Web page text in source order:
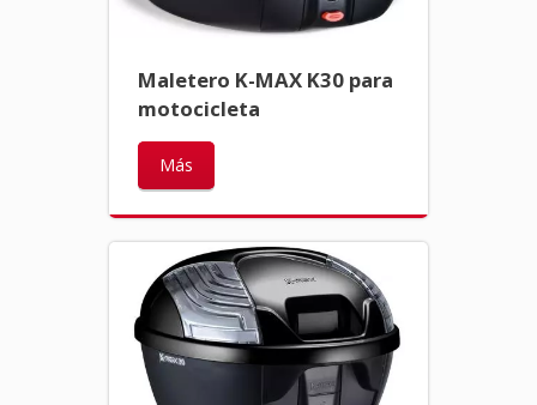
Maletero K-MAX K30 para
motocicleta
Más